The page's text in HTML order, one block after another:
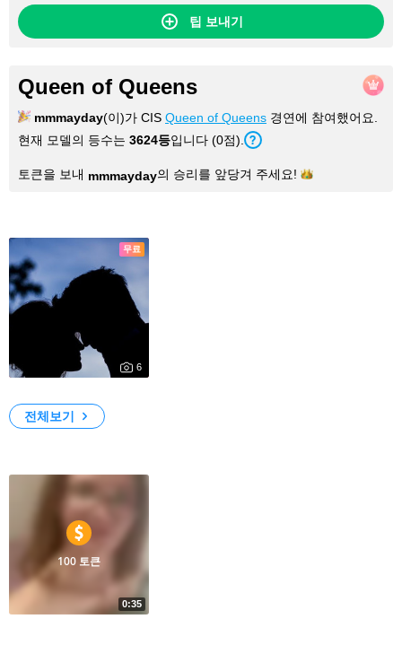
팁 보내기
Queen of Queens
mmmayday(이)가 CIS Queen of Queens 경연에 참여했어요.
현재 모델의 등수는 3624등입니다 (0점).
토큰을 보내 mmmayday의 승리를 앞당겨 주세요!
무료
6
전체보기
0:35
100 토큰